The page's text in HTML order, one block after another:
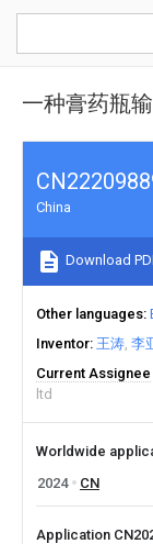
一种膏药瓶
China
Download
Other languages
Inventor 王涛 李
Current Assignee
ltd
Worldwide
2024
CN
Application